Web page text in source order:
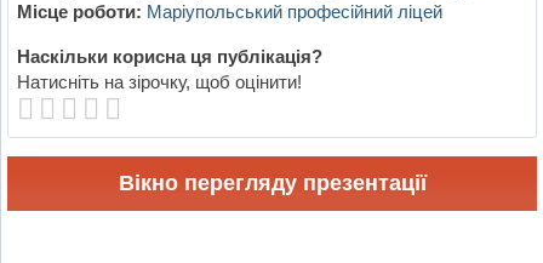
Місце роботи: Маріупольський професійний ліцей
Наскільки корисна ця публікація?
Натисніть на зірочку, щоб оцінити!
Вікно перегляду презентації